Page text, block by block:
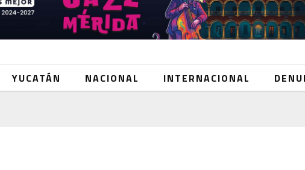
YUCATÁN NACIONAL INTERNACIONAL